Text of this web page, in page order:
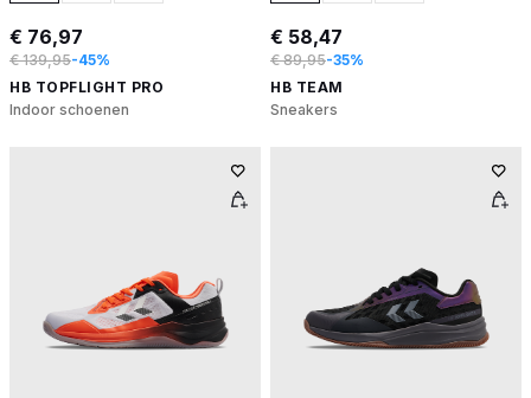
€ 76,97
€ 139,95-45%
HB TOPFLIGHT PRO
Indoor schoenen
€ 58,47
€ 89,95-35%
HB TEAM
Sneakers